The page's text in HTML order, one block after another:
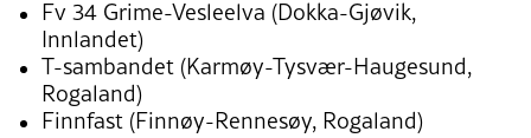
Fv 34 Grime-Vesleelva (Dokka-Gjøvik,
Innlandet)
T-sambandet (Karmøy-Tysvær-Haugesund,
Rogaland)
Finnfast (Finnøy-Rennesøy, Rogaland)